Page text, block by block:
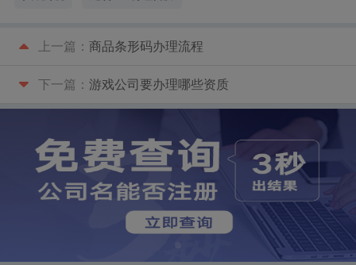
上一篇： 商品条形码办理流程
下一篇： 游戏公司要办理哪些资质